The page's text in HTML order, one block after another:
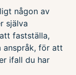
någon av
själva
fastställa,
anspråk, för att
ifall du har